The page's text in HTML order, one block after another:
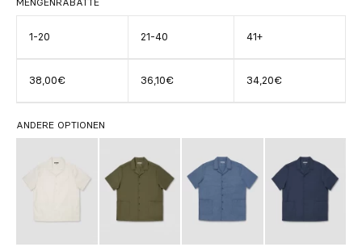
1-20 21-40 41+
38,00€ 36,10€ 34,20€
ANDERE OPTIONEN